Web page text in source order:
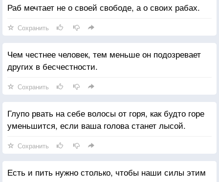
Раб мечтает не о своей свободе, а о своих рабах.
Сохранить
Чем честнее человек, тем меньше он подозревает
других в бесчестности.
Сохранить
Глупо рвать на себе волосы от горя, как будто горе
уменьшится, если ваша голова станет лысой.
Сохранить
Есть и пить нужно столько, чтобы наши силы этим